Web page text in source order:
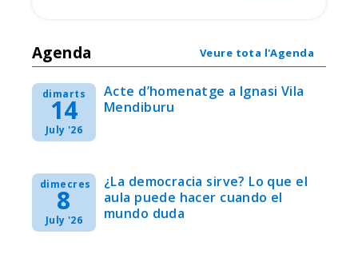
Agenda
dimarts
14
July '26
Acte d’homenatge a Ignasi Vila
Mendiburu
dimecres
8
July '26
¿La democracia sirve? Lo que el
aula puede hacer cuando el
mundo duda
Veure tota l'Agenda